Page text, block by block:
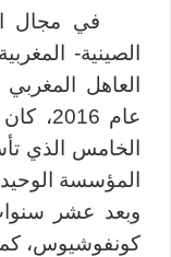
في مجال
الصينية-
العاهل
عام
المؤسسة
وبعد عشر
كونفوشيوس،